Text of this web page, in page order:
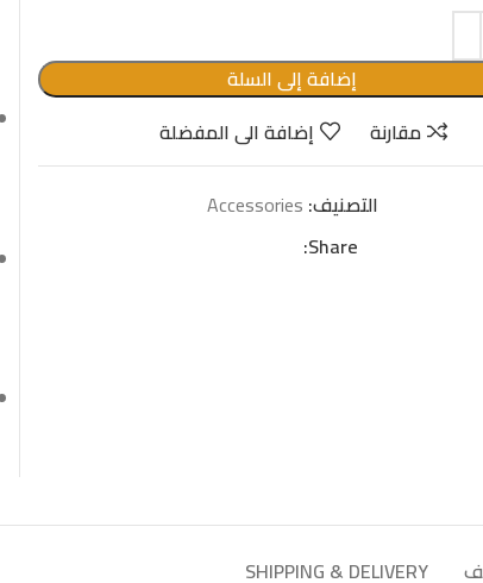
إضافة إلى السلة
مقارنة
إضافة الى المفضلة
التصنيف: Accessories
Share:
SHIPPING & DELIVERY